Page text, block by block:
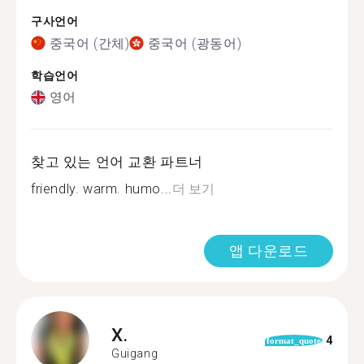
구사언어
중국어 (간체) 중국어 (광동어)
학습언어
영어
찾고 있는 언어 교환 파트너
friendly. warm. humo...더 보기
앱 다운로드
X.
Guigang
format_quote 4